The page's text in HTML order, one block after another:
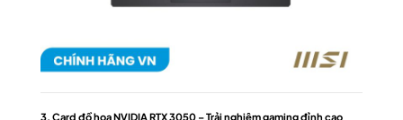
3. Card đồ họa NVIDIA RTX 3050 – Trải nghiệm gaming đỉnh cao